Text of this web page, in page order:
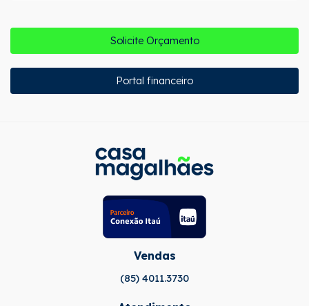
Solicite Orçamento
Portal financeiro
Vendas
(85) 4011.3730